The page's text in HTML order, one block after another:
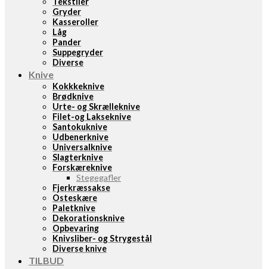
Gryder
Kasseroller
Låg
Pander
Suppegryder
Diverse
Knive
Kokkkeknive
Brødknive
Urte- og Skrælleknive
Filet-og Lakseknive
Santokuknive
Udbenerknive
Universalknive
Slagterknive
Forskæreknive
Stegegafler
Fjerkræssakse
Osteskære
Paletknive
Dekorationsknive
Opbevaring
Knivsliber- og Strygestål
Diverse knive
TILBUD